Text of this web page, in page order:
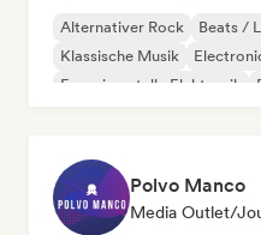
Alternativer Rock Beats /
Klassische Musik
Experimentelle Elektronik
Polvo Manco
Media Outlet/